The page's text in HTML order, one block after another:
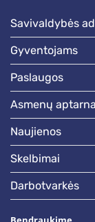
savivaldybės
gyventojams
paslaugos
asmenų
naujienos
skelbimai
darbotvarkės